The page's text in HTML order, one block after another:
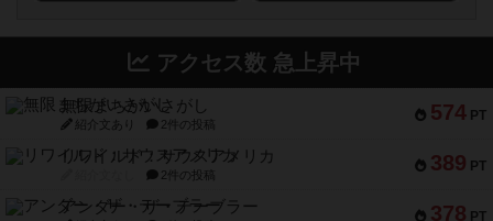
アクセス数 急上昇中
574 PT
無限まちがいさがし
紹介文あり 2件の投稿
389 PT
リワイルド：サウスアメリカ
2件の投稿
378 PT
アンダー・ザ・テーブラー